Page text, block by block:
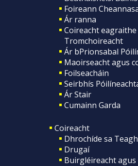
Foireann
Ár ranna
Coireacht
Tromchoireacht
Ár bPrionsabal
Maoirseacht agus
Foilseacháin
Seirbhís
Ár Stair
Cumainn Garda
Coireacht
Dhrochíde sa
Drugaí
Buirgléireacht agus